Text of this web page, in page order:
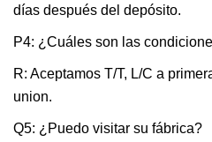
días después del depósito.
P4: ¿Cuáles son las
R: Aceptamos T/T, L/C a
union.
Q5: ¿Puedo visitar su fábrica?